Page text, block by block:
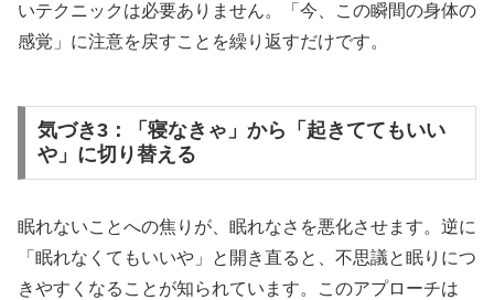
いテクニックは必要ありません。「今、この瞬間の身体の
感覚」に注意を戻すことを繰り返すだけです。
気づき3：「寝なきゃ」から「起きててもいい
や」に切り替える
眠れないことへの焦りが、眠れなさを悪化させます。逆に
「眠れなくてもいいや」と開き直ると、不思議と眠りにつ
きやすくなることが知られています。このアプローチは